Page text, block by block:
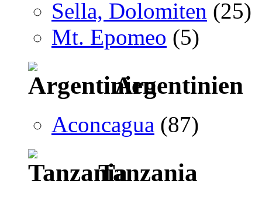
Sella, Dolomiten (25)
Mt. Epomeo (5)
Argentinien
Aconcagua (87)
Tanzania